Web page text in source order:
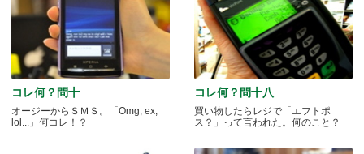
コレ何？問十
オージーからＳＭＳ。「Omg, ex,
lol...」何コレ！？
コレ何？問十八
買い物したらレジで「エフトポ
ス？」って言われた。何のこと？